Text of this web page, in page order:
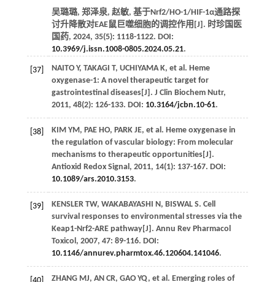
吴璐璐, 郑泽泉, 赵敏, 基于Nrf2/HO-1/HIF-1α通路探
讨升降散对EAE鼠巨噬细胞的调控作用[J]. 时珍国医
国药, 2024, 35(5): 1118-1122. DOI:
10.3969/j.issn.1008-0805.2024.05.21.
[37] NAITO Y, TAKAGI T, UCHIYAMA K, et al. Heme
oxygenase-1: A novel therapeutic target for
gastrointestinal diseases[J]. J Clin Biochem Nutr,
2011, 48(2): 126-133. DOI: 10.3164/jcbn.10-61.
[38] KIM YM, PAE HO, PARK JE, et al. Heme oxygenase in
the regulation of vascular biology: From molecular
mechanisms to therapeutic opportunities[J].
Antioxid Redox Signal , 2011, 14(1): 137-167. DOI:
10.1089/ars.2010.3153.
[39] KENSLER TW, WAKABAYASHI N, BISWAL S. Cell
survival responses to environmental stresses via the
Keap1-Nrf2-ARE pathway[J]. Annu Rev Pharmacol
Toxicol , 2007, 47: 89-116. DOI:
10.1146/annurev.pharmtox.46.120604.141046.
[40] ZHANG MJ, AN CR, GAO YQ, et al. Emerging roles of